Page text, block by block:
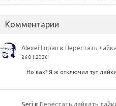
Комментарии
Alexei Lupan кПерестать
26.01.2026
Но как? Я ж отключил тут
Serj кПерестать лайкать